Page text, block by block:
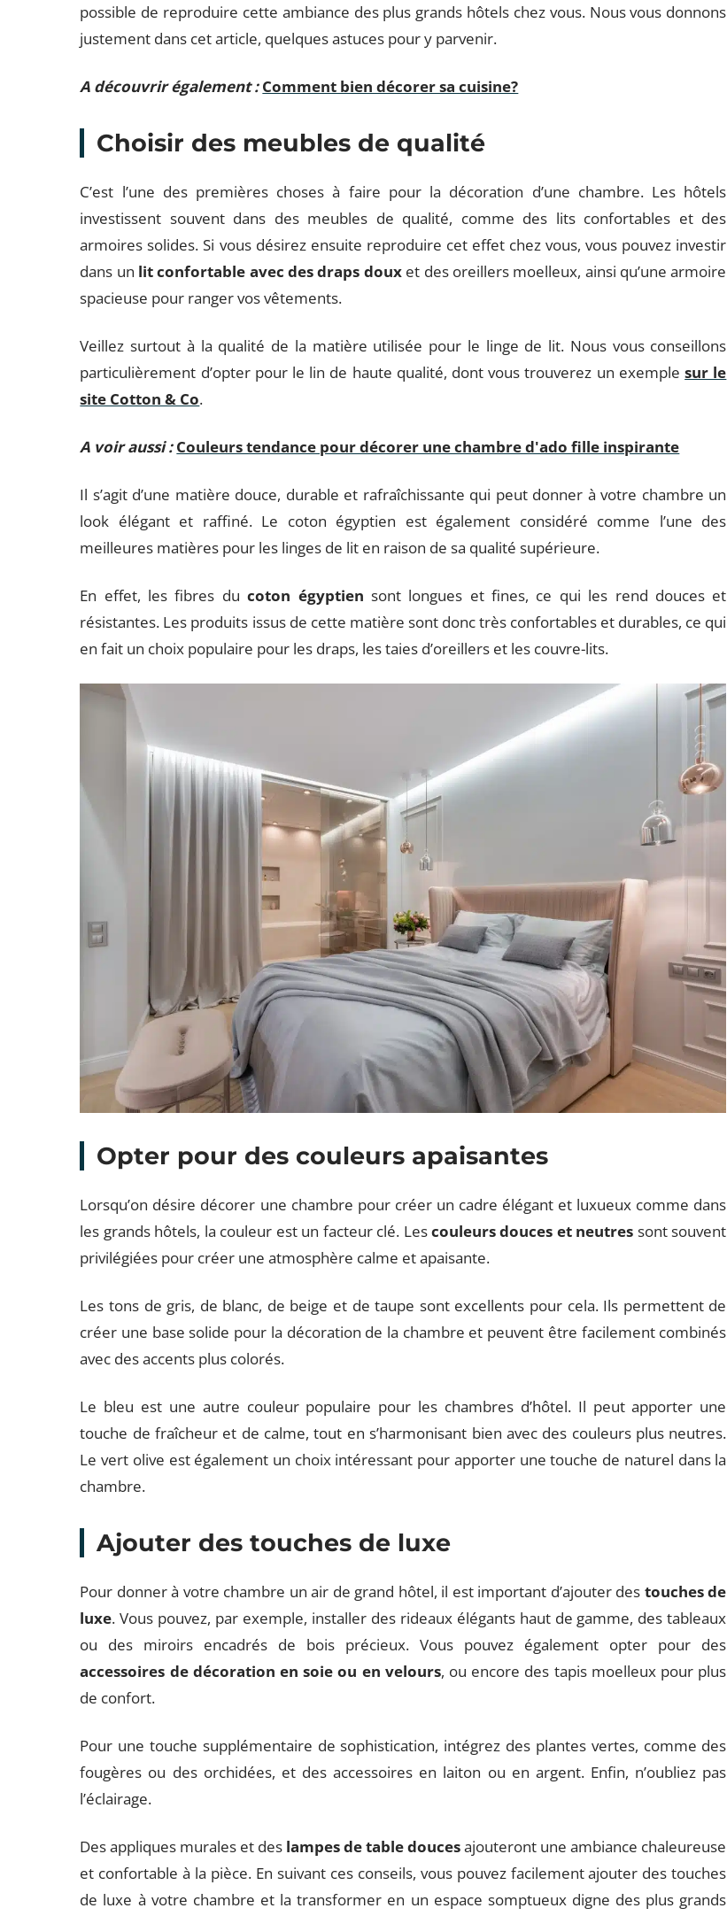
possible de reproduire cette ambiance des plus grands hôtels chez vous. Nous vous donnons
justement dans cet article, quelques astuces pour y parvenir.
A découvrir également : Comment bien décorer sa cuisine?
Choisir des meubles de qualité
C’est l’une des premières choses à faire pour la décoration d’une chambre. Les hôtels
investissent souvent dans des meubles de qualité, comme des lits confortables et des
armoires solides. Si vous désirez ensuite reproduire cet effet chez vous, vous pouvez investir
dans un lit confortable avec des draps douxet des oreillers moelleux, ainsi qu’une armoire
spacieuse pour ranger vos vêtements.
Veillez surtout à la qualité de la matière utilisée pour le linge de lit. Nous vous conseillons
particulièrement d’opter pour le lin de haute qualité, dont vous trouverez un exemplesur le
site Cotton & Co.
A voir aussi : Couleurs tendance pour décorer une chambre d'ado fille inspirante
Il s’agit d’une matière douce, durable et rafraîchissante qui peut donner à votre chambre un
look élégant et raffiné. Le coton égyptien est également considéré comme l’une des
meilleures matières pour les linges de lit en raison de sa qualité supérieure.
En effet, les fibres ducoton égyptien sont longues et fines, ce qui les rend douces et
résistantes. Les produits issus de cette matière sont donc très confortables et durables, ce qui
en fait un choix populaire pour les draps, les taies d’oreillers et les couvre-lits.
Opter pour des couleurs apaisantes
Lorsqu’on désire décorer une chambre pour créer un cadre élégant et luxueux comme dans
les grands hôtels, la couleur est un facteur clé. Lescouleurs douces et neutres sont souvent
privilégiées pour créer une atmosphère calme et apaisante.
Les tons de gris, de blanc, de beige et de taupe sont excellents pour cela. Ils permettent de
créer une base solide pour la décoration de la chambre et peuvent être facilement combinés
avec des accents plus colorés.
Le bleu est une autre couleur populaire pour les chambres d’hôtel. Il peut apporter une
touche de fraîcheur et de calme, tout en s’harmonisant bien avec des couleurs plus neutres.
Le vert olive est également un choix intéressant pour apporter une touche de naturel dans la
chambre.
Ajouter des touches de luxe
Pour donner à votre chambre un air de grand hôtel, il est important d’ajouter des touches de
luxe. Vous pouvez, par exemple, installer des rideaux élégants haut de gamme, des tableaux
ou des miroirs encadrés de bois précieux. Vous pouvez également opter pour des
accessoires de décoration en soie ou en velours, ou encore des tapis moelleux pour plus
de confort.
Pour une touche supplémentaire de sophistication, intégrez des plantes vertes, comme des
fougères ou des orchidées, et des accessoires en laiton ou en argent. Enfin, n’oubliez pas
l’éclairage.
Des appliques murales et des lampes de table doucesajouteront une ambiance chaleureuse
et confortable à la pièce. En suivant ces conseils, vous pouvez facilement ajouter des touches
de luxe à votre chambre et la transformer en un espace somptueux digne des plus grands